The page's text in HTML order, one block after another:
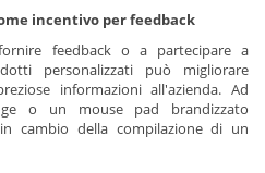
incentivo per feedback
feedback o a partecipare a
personalizzati può migliorare
informazioni all'azienda. Ad
o un mouse pad brandizzato
cambio della compilazione di un